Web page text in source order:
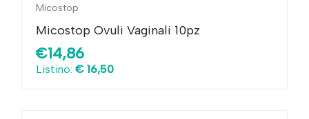
Micostop
Micostop Ovuli Vaginali 10pz
€14,86
Listino: € 16,50